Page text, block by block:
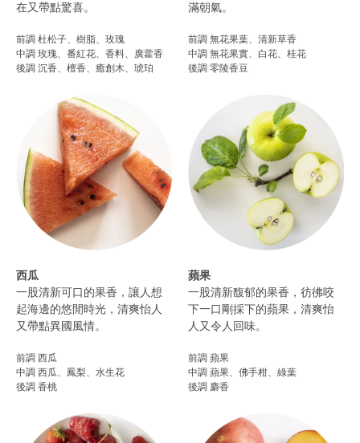
在又帶點驚喜。
前調 杜松子、樹脂、玫瑰
中調 玫瑰、番紅花、香料、廣藿香
後調 沉香、檀香、癒創木、琥珀​
滿朝氣。​
前調 無花果葉、清新草香
中調 無花果實、白花、桂花
後調 零陵香豆
西瓜
一股清新可口的果香，讓人想
起海邊的悠閒時光，清爽怡人
又帶點異國風情。
前調 西瓜
中調 西瓜、鳳梨、水生花
後調 香桃
蘋果
一股清新馥郁的果香，彷彿咬
下一口剛採下的蘋果，清爽怡
人又令人回味。
前調 蘋果
中調 蘋果、佛手柑、綠葉
後調 麝香